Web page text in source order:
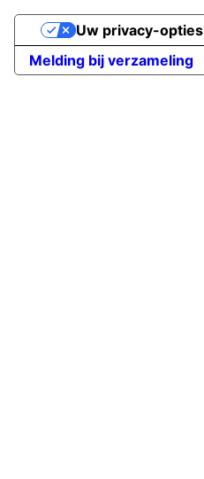
Melding bij verzameling
Uw privacy-opties